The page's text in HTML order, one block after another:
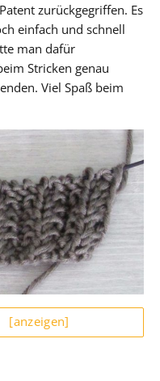
zurückgegriffen. Es
einfach und schnell
man dafür
Stricken genau
Viel Spaß beim
[anzeigen]